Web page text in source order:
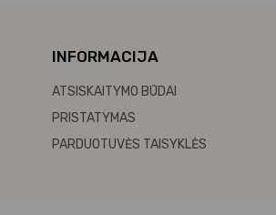
INFORMACIJA
ATSISKAITYMO BŪDAI
PRISTATYMAS
PARDUOTUVĖS TAISYKLĖS